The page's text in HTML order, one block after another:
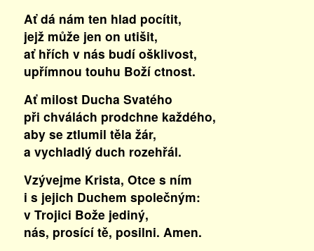
Ať dá nám ten hlad pocítit,
jejž může jen on utišit,
ať hřích v nás budí ošklivost,
upřímnou touhu Boží ctnost.
Ať milost Ducha Svatého
při chválách prodchne každého,
aby se ztlumil těla žár,
a vychladlý duch rozehřál.
Vzývejme Krista, Otce s ním
i s jejich Duchem společným:
v Trojici Bože jediný,
nás, prosící tě, posilni. Amen.